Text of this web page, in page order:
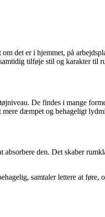
det er i hjemmet, på
tilføje stil og karakter til
De findes i mange
mere dæmpet og behageligt
den. Det skaber
samtaler lettere at føre,